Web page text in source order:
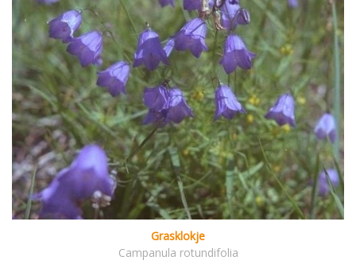
Grasklokje
Campanula rotundifolia